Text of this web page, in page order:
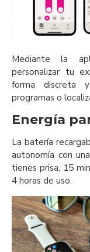
Mediante la
personalizar tu
forma discreta
programas o
Energía
La batería
autonomía con
tienes prisa, 15
4 horas de uso.